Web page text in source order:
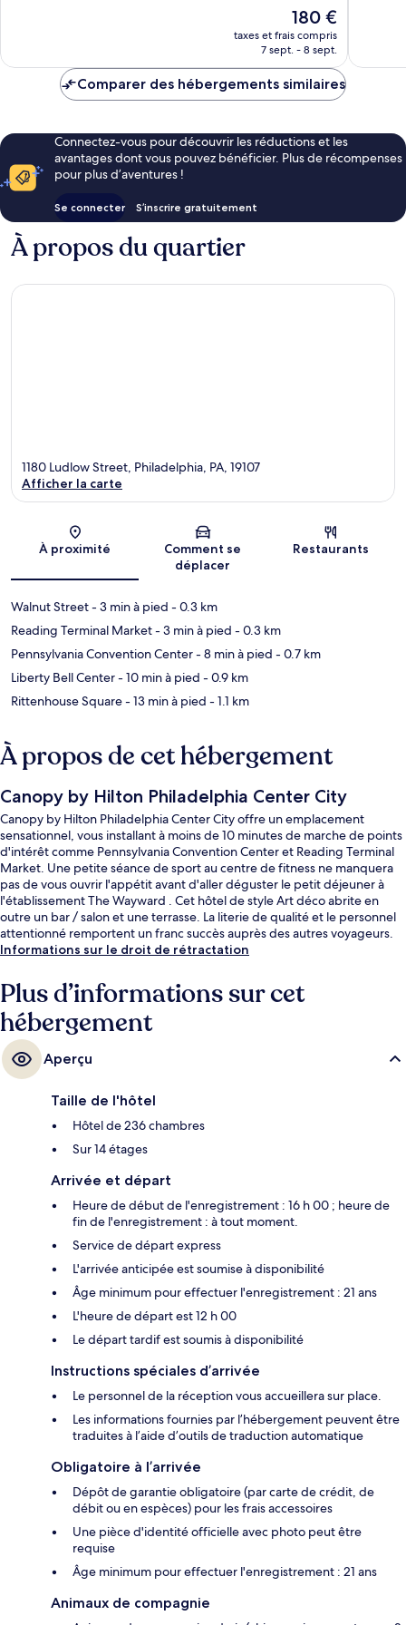
Le
nouveau
prix
de
180 €
taxes et frais compris
7 sept. - 8 sept.
Comparer des hébergements similaires
Connectez-vous pour découvrir les réductions et les
avantages dont vous pouvez bénéficier. Plus de récompenses
pour plus d’aventures !
Se connecter S’inscrire gratuitement
À propos du quartier
Carte
1180 Ludlow Street, Philadelphia, PA, 19107
Afficher la carte
À proximité
Comment se
déplacer
Restaurants
Walnut Street- 3 min à pied - 0.3 km
Reading Terminal Market- 3 min à pied - 0.3 km
Pennsylvania Convention Center- 8 min à pied - 0.7 km
Liberty Bell Center- 10 min à pied - 0.9 km
Rittenhouse Square- 13 min à pied - 1.1 km
À propos de cet hébergement
Canopy by Hilton Philadelphia Center City
Canopy by Hilton Philadelphia Center City offre un emplacement
sensationnel, vous installant à moins de 10 minutes de marche de points
d'intérêt comme Pennsylvania Convention Center et Reading Terminal
Market. Une petite séance de sport au centre de fitness ne manquera
pas de vous ouvrir l'appétit avant d'aller déguster le petit déjeuner à
l'établissement The Wayward . Cet hôtel de style Art déco abrite en
outre un bar / salon et une terrasse. La literie de qualité et le personnel
attentionné remportent un franc succès auprès des autres voyageurs.
L'hébergement se situe à une très courte distance à pied des transports
13th Street, à 3 min.
Informations sur le droit de rétractation
Plus d’informations sur cet
hébergement
Aperçu
Taille de l'hôtel
Hôtel de 236 chambres
Sur 14 étages
Arrivée et départ
Heure de début de l'enregistrement : 16 h 00 ; heure de
fin de l'enregistrement : à tout moment.
Service de départ express
L'arrivée anticipée est soumise à disponibilité
Âge minimum pour effectuer l'enregistrement : 21 ans
L'heure de départ est 12 h 00
Le départ tardif est soumis à disponibilité
Instructions spéciales d’arrivée
Le personnel de la réception vous accueillera sur place.
Les informations fournies par l’hébergement peuvent être
traduites à l’aide d’outils de traduction automatique
Obligatoire à l’arrivée
Dépôt de garantie obligatoire (par carte de crédit, de
débit ou en espèces) pour les frais accessoires
Une pièce d'identité officielle avec photo peut être
requise
Âge minimum pour effectuer l'enregistrement : 21 ans
Animaux de compagnie